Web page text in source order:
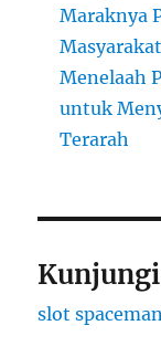
Maraknya
Menelaah
untuk
Terarah
slot